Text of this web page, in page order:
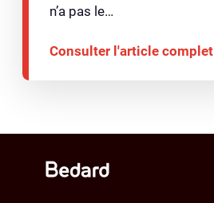
n’a pas le…
Consulter l'article complet